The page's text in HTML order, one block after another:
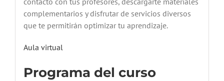
complementarios y disfrutar de servicios diversos
que te permitirán optimizar tu aprendizaje.
Aula virtual
Programa del curso